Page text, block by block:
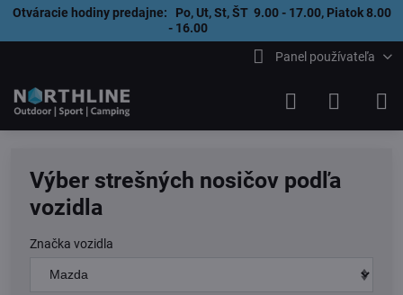
Otváracie hodiny predajne: Po, Ut, St, ŠT 9.00 - 17.00, Piatok 8.00
- 16.00
Panel používateľa
Výber strešných nosičov podľa
vozidla
Značka vozidla